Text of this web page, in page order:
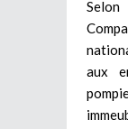
aux